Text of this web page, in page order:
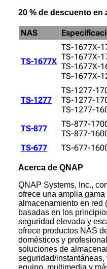
20 % de descuento en
NAS
TS-1677X
TS-1677X-
TS-1677X-
TS-1677X-
TS-1677X-
TS-1277
TS-1277-
TS-1277-
TS-1277-
TS-877
TS-877-
TS-877-
TS-677
TS-677-
Acerca de QNAP
QNAP Systems, Inc.,
ofrece una amplia
almacenamiento en red
basadas en los
seguridad elevada y
ofrece productos NAS
domésticos y
soluciones de
seguridad/
equipo, multimedia y